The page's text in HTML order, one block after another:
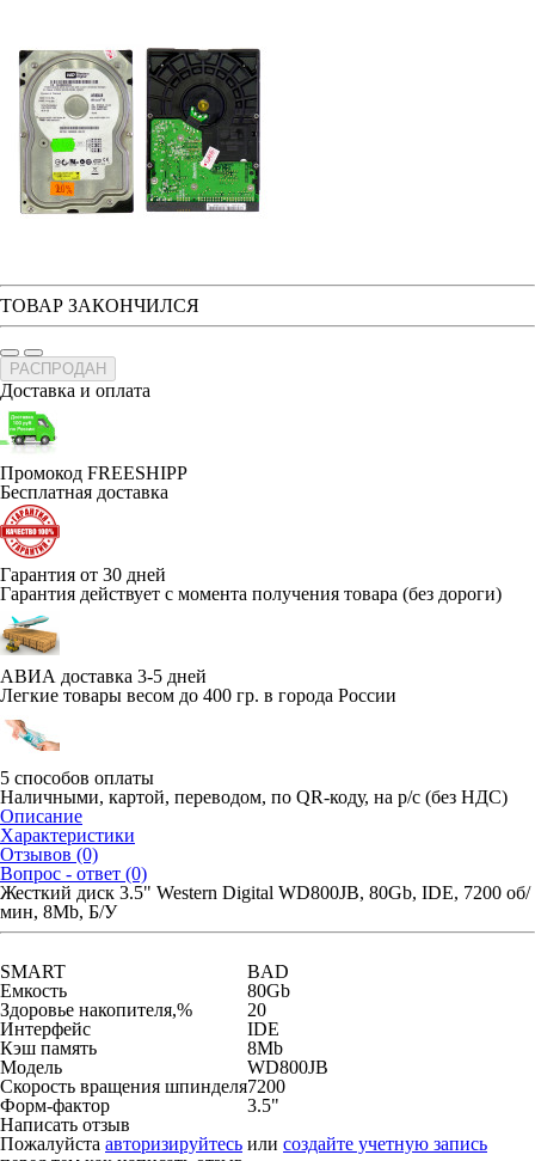
ТОВАР ЗАКОНЧИЛСЯ
РАСПРОДАН
Доставка и оплата
Промокод FREESHIPP
Бесплатная доставка
Гарантия от 30 дней
Гарантия действует с момента получения товара (без дороги)
АВИА доставка 3-5 дней
Легкие товары весом до 400 гр. в города России
5 способов оплаты
Наличными, картой, переводом, по QR-коду, на р/с (без НДС)
Описание
Характеристики
Отзывов (0)
Вопрос - ответ (0)
Жесткий диск 3.5" Western Digital WD800JB, 80Gb, IDE, 7200 об/
мин, 8Mb, Б/У
SMART
BAD
Емкость
80Gb
Здоровье накопителя,%
20
Интерфейс
IDE
Кэш память
8Mb
Модель
WD800JB
Скорость вращения шпинделя7200
Форм-фактор
3.5"
Написать отзыв
Пожалуйста авторизируйтесь или создайте учетную запись